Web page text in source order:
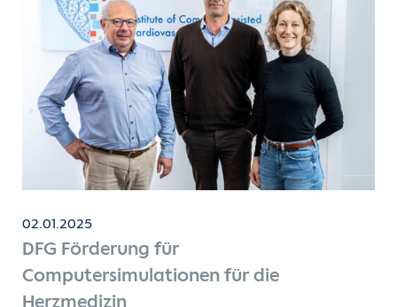
02.01.2025
DFG Förderung für
Computersimulationen für die